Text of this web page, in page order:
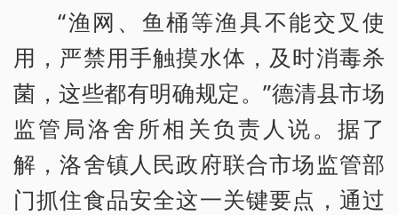
“渔网、鱼桶等渔具不能交叉使
用，严禁用手触摸水体，及时消毒杀
菌，这些都有明确规定。”德清县市场
监管局洛舍所相关负责人说。据了
解，洛舍镇人民政府联合市场监管部
门抓住食品安全这一关键要点，通过